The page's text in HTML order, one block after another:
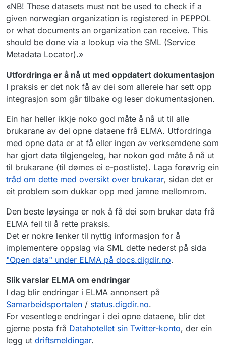
«NB! These datasets must not be used to check if a
given norwegian organization is registered in PEPPOL
or what documents an organization can receive. This
should be done via a lookup via the SML (Service
Metadata Locator).»
Utfordringa er å nå ut med oppdatert dokumentasjon
I praksis er det nok få av dei som allereie har sett opp
integrasjon som går tilbake og leser dokumentasjonen.
Ein har heller ikkje noko god måte å nå ut til alle
brukarane av dei opne dataene frå ELMA. Utfordringa
med opne data er at få eller ingen av verksemdene som
har gjort data tilgjengeleg, har nokon god måte å nå ut
til brukarane (til dømes ei e-postliste). Laga forøvrig ein
tråd om dette med oversikt over brukarar, sidan det er
eit problem som dukkar opp med jamne mellomrom.
Den beste løysinga er nok å få dei som brukar data frå
ELMA feil til å rette praksis.
Det er nokre lenker til nyttig informasjon for å
implementere oppslag via SML dette nederst på sida
"Open data" under ELMA på docs.digdir.no.
Slik varslar ELMA om endringar
I dag blir endringar i ELMA annonsert på
Samarbeidsportalen / status.digdir.no.
For vesentlege endringar i dei opne dataene, blir det
gjerne posta frå Datahotellet sin Twitter-konto, der ein
legg ut driftsmeldingar.